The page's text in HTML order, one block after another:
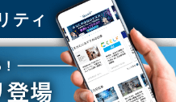
ティ
奨金